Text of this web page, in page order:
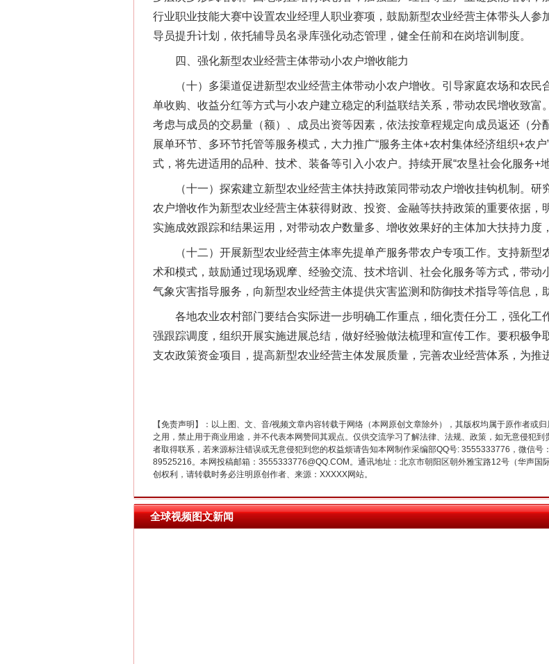
行业职业技能大赛中设置农业经理人职业赛项，鼓励新型农业经营主体带头人
导员提升计划，依托辅导员名录库强化动态管理，健全任前和在岗培训制度。
四、强化新型农业经营主体带动小农户增收能力
（十）多渠道促进新型农业经营主体带动小农户增收。引导家庭农场和农民
单收购、收益分红等方式与小农户建立稳定的利益联结关系，带动农民增收致
考虑与成员的交易量（额）、成员出资等因素，依法按章程规定向成员返还（
展单环节、多环节托管等服务模式，大力推广“服务主体+农村集体经济组织+农
式，将先进适用的品种、技术、装备等引入小农户。持续开展“农垦社会化服务+地
（十一）探索建立新型农业经营主体扶持政策同带动农户增收挂钩机制。研
农户增收作为新型农业经营主体获得财政、投资、金融等扶持政策的重要依据
实施成效跟踪和结果运用，对带动农户数量多、增收效果好的主体加大扶持力度
（十二）开展新型农业经营主体率先提单产服务带农户专项工作。支持新型
术和模式，鼓励通过现场观摩、经验交流、技术培训、社会化服务等方式，带
气象灾害指导服务，向新型农业经营主体提供灾害监测和防御技术指导等信息，
各地农业农村部门要结合实际进一步明确工作重点，细化责任分工，强化工
强跟踪调度，组织开展实施进展总结，做好经验做法梳理和宣传工作。要积极
支农政策资金项目，提高新型农业经营主体发展质量，完善农业经营体系，为推
【免责声明】：以上图、文、音/视频文章内容转载于网络（本网原创文章除外），其版权均属于原作者或
之用，禁止用于商业用途，并不代表本网赞同其观点。仅供交流学习了解法律、法规、政策，如无意侵犯
者取得联系，若来源标注错误或无意侵犯到您的权益烦请告知本网制作采编部QQ号: 3555333776，微信
89525216。本网投稿邮箱：3555333776@QQ.COM。通讯地址：北京市朝阳区朝外雅宝路12号（华声国
创权利，请转载时务必注明原创作者、来源：XXXXX网站。
全球视频图文新闻
茶叶“炒上天”
这是一记警钟！ 谢谢有你温暖了四季
在谋一域中谋全局
今年投资意愿榜揭晓